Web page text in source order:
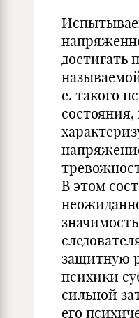
достигать
е. такого
состояния,
В этом
защитную
психики
сильной
его